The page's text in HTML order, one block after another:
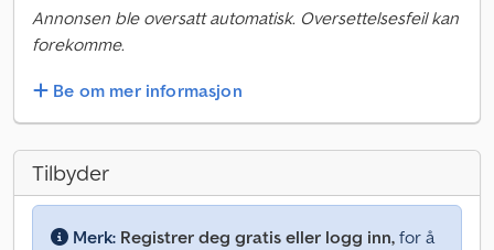
Annonsen ble oversatt automatisk. Oversettelsesfeil kan
forekomme.
Be om mer informasjon
Tilbyder
Merk: Registrer deg gratis eller logg inn, for å